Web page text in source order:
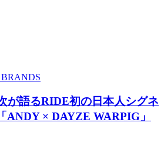
が語るRIDE初の日本人シグネ
ANDY × DAYZE WARPIG」